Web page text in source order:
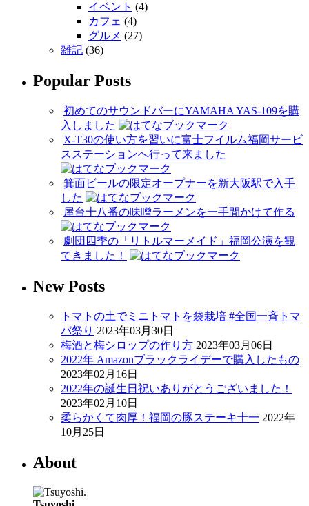
イベント (4)
カフェ (4)
グルメ (27)
雑記 (36)
Popular Posts
初めてのサウンドバーにYAMAHA YAS-109を購
入しました
X-T30の使い方を習いに富士フイルム福岡サービ
スステーションへ行って来ました
箕面ビールの限定オープナーを新大阪駅で入手
した
屋台十八番の味噌ラーメンを一手間かけて作る
劇団四季の「リトルマーメイド」福岡公演を観
てきました！
New Posts
トマトの土でミニトマトを袋栽培 #全国一斉トマ
バ祭り 2023年03月30日
梅酒と梅シロップの作り方 2023年03月06日
2022年 Amazonブラックライデーで購入したもの
2023年02月16日
2022年の誕生日祝いありがとうございました！
2023年02月10日
柔らかくて肉厚！福岡の豚ステーキ十一 2022年
10月25日
About